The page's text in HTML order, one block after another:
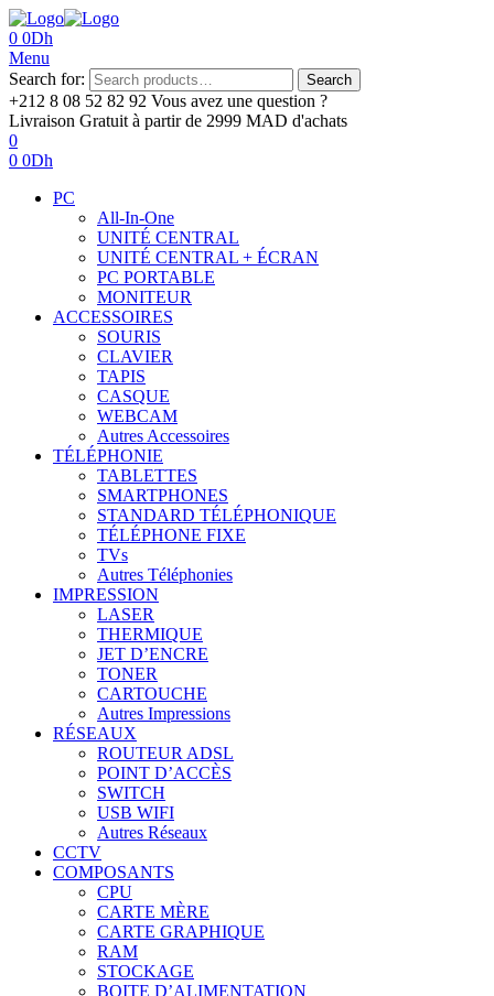
0 0Dh
Menu
Search for:
Search
+212 8 08 52 82 92‬ Vous avez une question ?
Livraison Gratuit à partir de 2999 MAD d'achats
0
0 0Dh
PC
All-In-One
UNITÉ CENTRAL
UNITÉ CENTRAL + ÉCRAN
PC PORTABLE
MONITEUR
ACCESSOIRES
SOURIS
CLAVIER
TAPIS
CASQUE
WEBCAM
Autres Accessoires
TÉLÉPHONIE
TABLETTES
SMARTPHONES
STANDARD TÉLÉPHONIQUE
TÉLÉPHONE FIXE
TVs
Autres Téléphonies
IMPRESSION
LASER
THERMIQUE
JET D’ENCRE
TONER
CARTOUCHE
Autres Impressions
RÉSEAUX
ROUTEUR ADSL
POINT D’ACCÈS
SWITCH
USB WIFI
Autres Réseaux
CCTV
COMPOSANTS
CPU
CARTE MÈRE
CARTE GRAPHIQUE
RAM
STOCKAGE
BOITE D’ALIMENTATION